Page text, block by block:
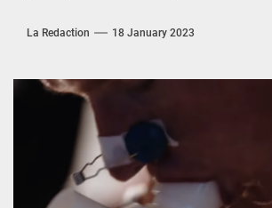
La Redaction 18 January 2023